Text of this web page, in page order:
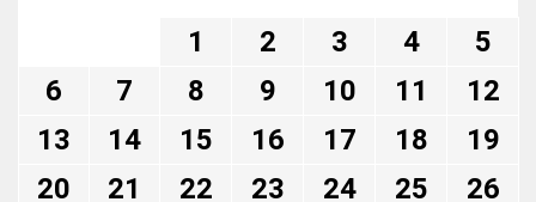
1 2 3 4
5
6
7 8 9 10 11
12
13
14 15 16 17 18
19
20
21 22 23 24 25 26